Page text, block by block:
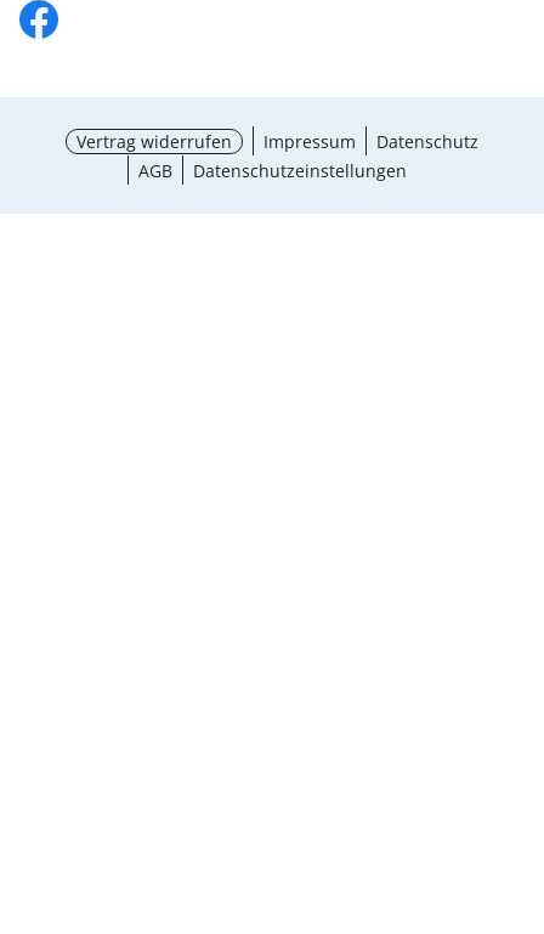
Vertrag widerrufen Impressum
Datenschutz
AGB
Datenschutzeinstellungen